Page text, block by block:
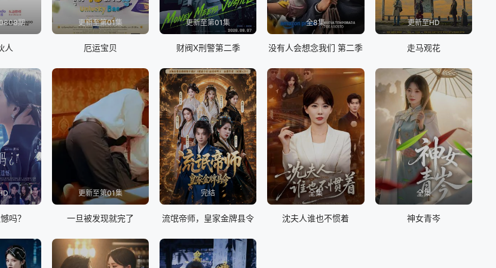
期
人
更新至第01集
厄运宝贝
更新至第01集
财阀X刑警第二季
全8集
没有人会想念我们 第二季
更新至HD
走马观花
吗？
更新至第01集
一旦被发现就完了
完结
流氓帝师，皇家金牌县令
全集
沈夫人谁也不惯着
全集
神女青岑